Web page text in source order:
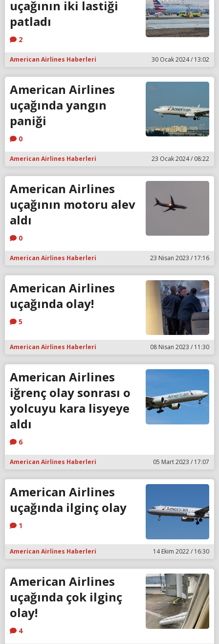
uçağının iki lastiği
patladı
2
American Airlines Haberleri 30 Ocak 2024 / 13:02
American Airlines
uçağında yangın
paniği
0
American Airlines Haberleri 23 Ocak 2024 / 08:22
American Airlines
uçağının motoru alev
aldı
0
American Airlines Haberleri 23 Nisan 2023 / 17:16
American Airlines
uçağında olay!
5
American Airlines Haberleri 08 Nisan 2023 / 11:30
American Airlines
iğrenç olay sonrası o
yolcuyu kara lisyeye
aldı
6
American Airlines Haberleri 05 Mart 2023 / 17:07
American Airlines
uçağında ilginç olay
1
American Airlines Haberleri 14 Ekim 2022 / 16:30
American Airlines
uçağında çok ilginç
olay!
4